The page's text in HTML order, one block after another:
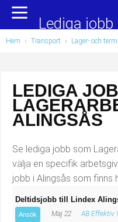
Administration,
Chefer och
Data/IT
Försäljning, inköp,
Hantverksyrken
Hotell, restaurang,
Undersköterska,
Barnskötare
Lärare i förskola/
Lagerarbetare
Bussförare/
Elevassistent
Lediga
Hem › Transport › Lager- och
LEDIGA
ALINGSÅS
Se lediga jobb som
välja en specifik
jobb i Alingsås som finns
Deltidsjobb till Lindex
Ansök Maj 22 AB Effektiv